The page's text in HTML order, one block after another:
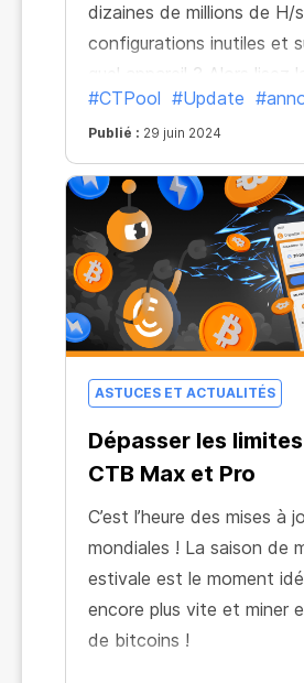
dizaines de millions de H/
configurations inutiles et
quel appareil ? Alors lisez
#CTPool #Update
Publié : 29 juin 2024
ASTUCES ET ACTUALITÉS
Dépasser les
CTB Max et Pro
C’est l’heure des mises à
mondiales ! La saison de
estivale est le moment
encore plus vite et miner
de bitcoins !